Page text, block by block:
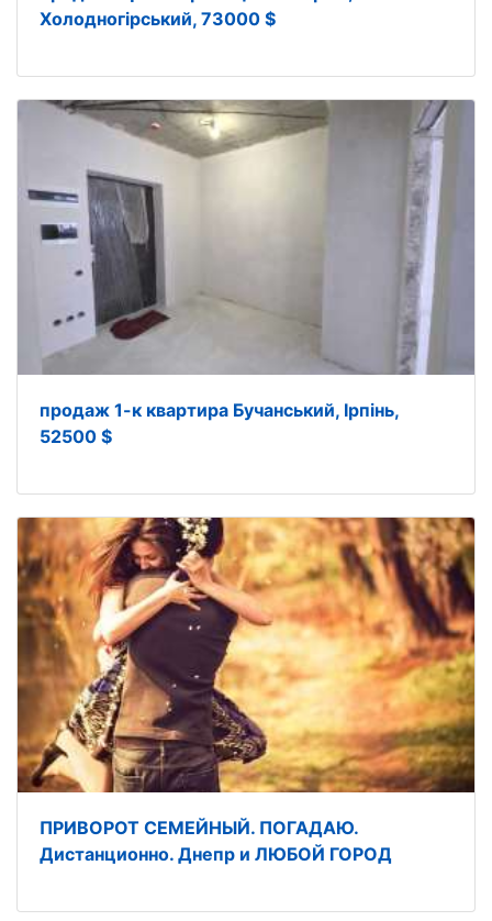
Холодногірський, 73000 $
продаж 1-к квартира Бучанський, Ірпінь,
52500 $
ПРИВОРОТ СЕМЕЙНЫЙ. ПОГАДАЮ.
Дистанционно. Днепр и ЛЮБОЙ ГОРОД